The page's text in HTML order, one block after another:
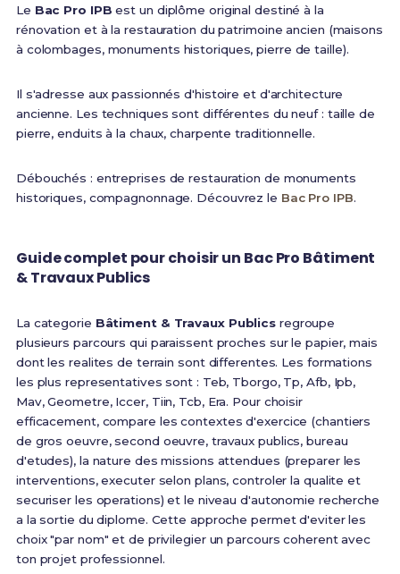
Le Bac Pro IPB est un diplôme original destiné à la
rénovation et à la restauration du patrimoine ancien (maisons
à colombages, monuments historiques, pierre de taille).
Il s'adresse aux passionnés d'histoire et d'architecture
ancienne. Les techniques sont différentes du neuf : taille de
pierre, enduits à la chaux, charpente traditionnelle.
Débouchés : entreprises de restauration de monuments
historiques, compagnonnage. Découvrez le Bac Pro IPB.
Guide complet pour choisir un Bac Pro Bâtiment
& Travaux Publics
La categorie Bâtiment & Travaux Publics regroupe
plusieurs parcours qui paraissent proches sur le papier, mais
dont les realites de terrain sont differentes. Les formations
les plus representatives sont : Teb, Tborgo, Tp, Afb, Ipb,
Mav, Geometre, Iccer, Tiin, Tcb, Era. Pour choisir
efficacement, compare les contextes d'exercice (chantiers
de gros oeuvre, second oeuvre, travaux publics, bureau
d'etudes), la nature des missions attendues (preparer les
interventions, executer selon plans, controler la qualite et
securiser les operations) et le niveau d'autonomie recherche
a la sortie du diplome. Cette approche permet d'eviter les
choix "par nom" et de privilegier un parcours coherent avec
ton projet professionnel.